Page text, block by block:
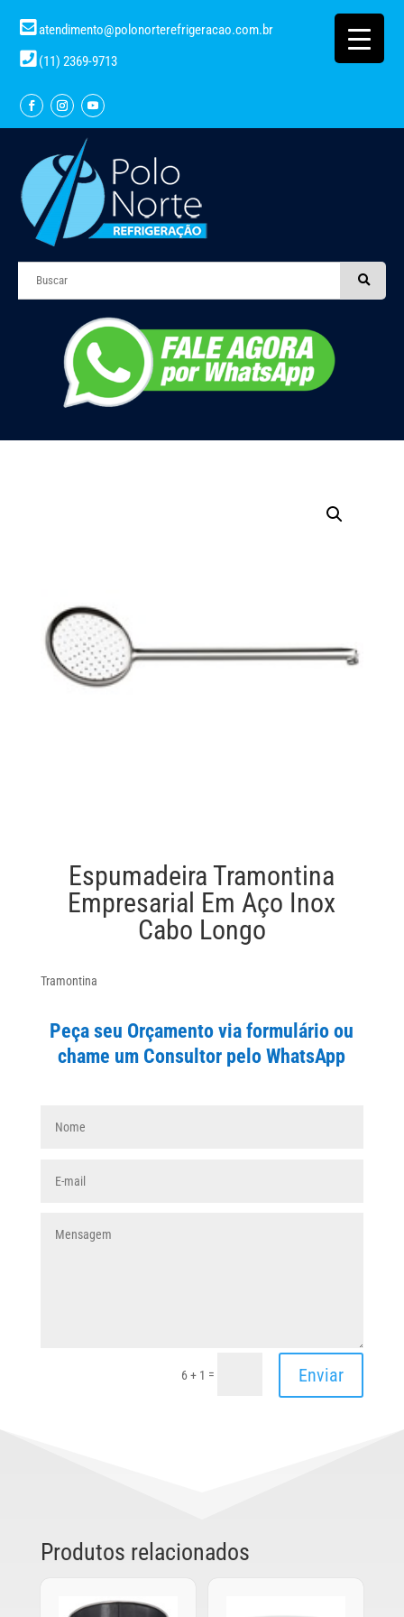
atendimento@polonorterefrigeracao.com.br
(11) 2369-9713
Espumadeira Tramontina
Empresarial Em Aço Inox
Cabo Longo
Tramontina
Peça seu Orçamento via formulário ou
chame um Consultor pelo WhatsApp
6 + 1 = Enviar
Produtos relacionados